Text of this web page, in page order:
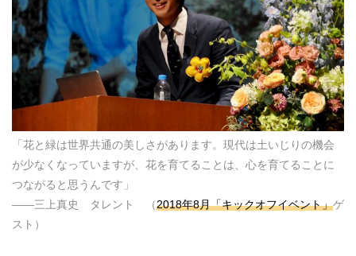
「花と緑は世界共通の美しさがあります。現代は土いじりの機会
が少なくなっていますが、花を育てることは、心を育てることに
つながると思うんです」
――三上真史 タレント （2018年8月「キックオフイベント」ゲ
スト）